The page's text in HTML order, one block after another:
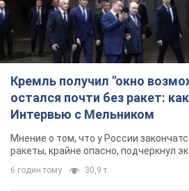
Кремль получил "окно
остался почти без ракет:
Интервью с Мельником
Мнение о том, что у России
ракеты, крайне опасно, подчеркнул
6 годин тому 30,9 т.